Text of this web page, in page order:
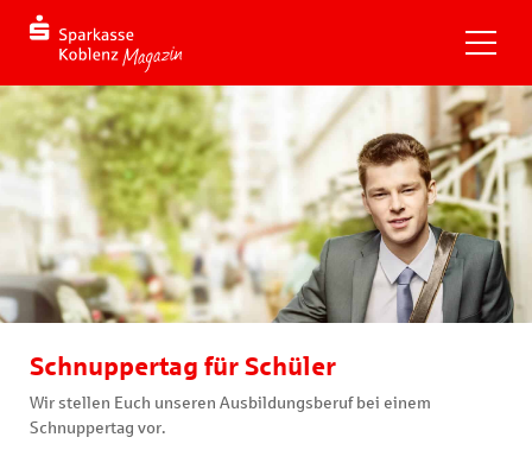
Schnuppertag für Schüler
Wir stellen Euch unseren Ausbildungsberuf bei einem
Schnuppertag vor.